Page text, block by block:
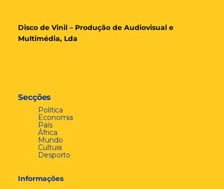
Disco de Vinil – Produção de Audiovisual e
Multimédia, Lda
Secções
Política
Economia
País
África
Mundo
Cultura
Desporto
Informações